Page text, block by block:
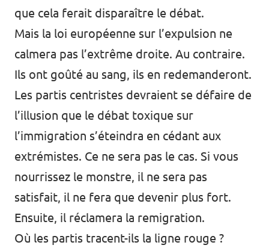
que cela ferait disparaître le débat.
Mais la loi européenne sur l’expulsion ne
calmera pas l’extrême droite. Au contraire.
Ils ont goûté au sang, ils en redemanderont.
Les partis centristes devraient se défaire de
l’illusion que le débat toxique sur
l’immigration s’éteindra en cédant aux
extrémistes. Ce ne sera pas le cas. Si vous
nourrissez le monstre, il ne sera pas
satisfait, il ne fera que devenir plus fort.
Ensuite, il réclamera la remigration.
Où les partis tracent-ils la ligne rouge ?